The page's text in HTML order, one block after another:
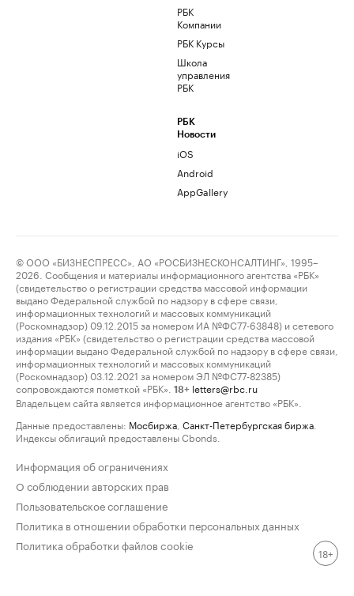
РБК
Компании
РБК Курсы
Школа
управления
РБК
РБК
Новости
iOS
Android
AppGallery
© ООО «БИЗНЕСПРЕСС», АО «РОСБИЗНЕСКОНСАЛТИНГ», 1995–
2026. Сообщения и материалы информационного агентства «РБК»
(свидетельство о регистрации средства массовой информации
выдано Федеральной службой по надзору в сфере связи,
информационных технологий и массовых коммуникаций
(Роскомнадзор) 09.12.2015 за номером ИА №ФС77-63848) и сетевого
издания «РБК» (свидетельство о регистрации средства массовой
информации выдано Федеральной службой по надзору в сфере связи,
информационных технологий и массовых коммуникаций
(Роскомнадзор) 03.12.2021 за номером ЭЛ №ФС77-82385)
сопровождаются пометкой «РБК».
18+ letters@rbc.ru
Владельцем сайта является информационное агентство «РБК».
Данные предоставлены: Мосбиржа Санкт-Петербургская биржа
Индексы облигаций предоставлены Cbonds.
Информация об ограничениях
О соблюдении авторских прав
Пользовательское соглашение
Политика в отношении обработки персональных данных
Политика обработки файлов cookie
18+